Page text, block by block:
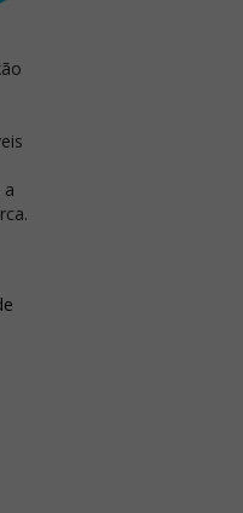
uma unidade?
Brasil?
pedido?
de pagamento?
fiscal?
após a aprovação da arte?
a